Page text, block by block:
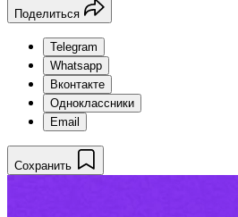
Поделиться
Telegram
Whatsapp
Вконтакте
Одноклассники
Email
Сохранить